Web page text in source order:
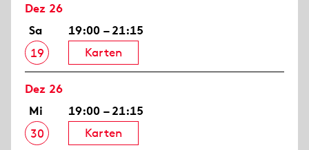
Dez 26
Sa
19
19:00 – 21:15
Karten
Dez 26
Mi
30
19:00 – 21:15
Karten